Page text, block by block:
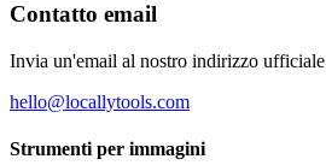
Contatto email
Invia un'email al nostro indirizzo ufficiale
hello@locallytools.com
Strumenti per immagini